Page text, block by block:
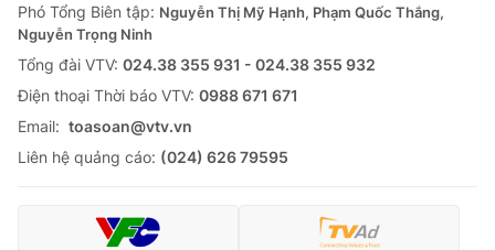
Phó Tổng Biên tập: Nguyễn Thị Mỹ Hạnh, Phạm Quốc Thắng,
Nguyễn Trọng Ninh
Tổng đài VTV: 024.38 355 931 - 024.38 355 932
Ðiện thoại Thời báo VTV: 0988 671 671
Email: toasoan@vtv.vn
Liên hệ quảng cáo: (024) 626 79595